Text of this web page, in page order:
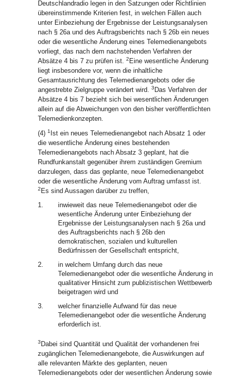
Deutschlandradio legen in den Satzungen oder Richtlinien
übereinstimmende Kriterien fest, in welchen Fällen auch
unter Einbeziehung der Ergebnisse der Leistungsanalysen
nach § 26a und des Auftragsberichts nach § 26b ein neues
oder die wesentliche Änderung eines Telemedienangebots
vorliegt, das nach dem nachstehenden Verfahren der
Absätze 4 bis 7 zu prüfen ist. 2 Eine wesentliche Änderung
liegt insbesondere vor, wenn die inhaltliche
Gesamtausrichtung des Telemedienangebots oder die
angestrebte Zielgruppe verändert wird. 3 Das Verfahren der
Absätze 4 bis 7 bezieht sich bei wesentlichen Änderungen
allein auf die Abweichungen von den bisher veröffentlichten
Telemedienkonzepten.
(4) 1 Ist ein neues Telemedienangebot nach Absatz 1 oder
die wesentliche Änderung eines bestehenden
Telemedienangebots nach Absatz 3 geplant, hat die
Rundfunkanstalt gegenüber ihrem zuständigen Gremium
darzulegen, dass das geplante, neue Telemedienangebot
oder die wesentliche Änderung vom Auftrag umfasst ist.
2 Es sind Aussagen darüber zu treffen,
1.
inwieweit das neue Telemedienangebot oder die
wesentliche Änderung unter Einbeziehung der
Ergebnisse der Leistungsanalysen nach § 26a und
des Auftragsberichts nach § 26b den
demokratischen, sozialen und kulturellen
Bedürfnissen der Gesellschaft entspricht,
2.
in welchem Umfang durch das neue
Telemedienangebot oder die wesentliche Änderung in
qualitativer Hinsicht zum publizistischen Wettbewerb
beigetragen wird und
3.
welcher finanzielle Aufwand für das neue
Telemedienangebot oder die wesentliche Änderung
erforderlich ist.
3 Dabei sind Quantität und Qualität der vorhandenen frei
zugänglichen Telemedienangebote, die Auswirkungen auf
alle relevanten Märkte des geplanten, neuen
Telemedienangebots oder der wesentlichen Änderung sowie